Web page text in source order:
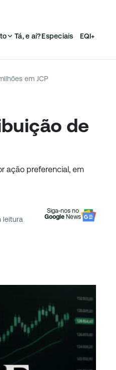
Tá, e aí?Especiais EQI+
em JCP
de
ação preferencial, em
leitura
Siga-nos no
Google News